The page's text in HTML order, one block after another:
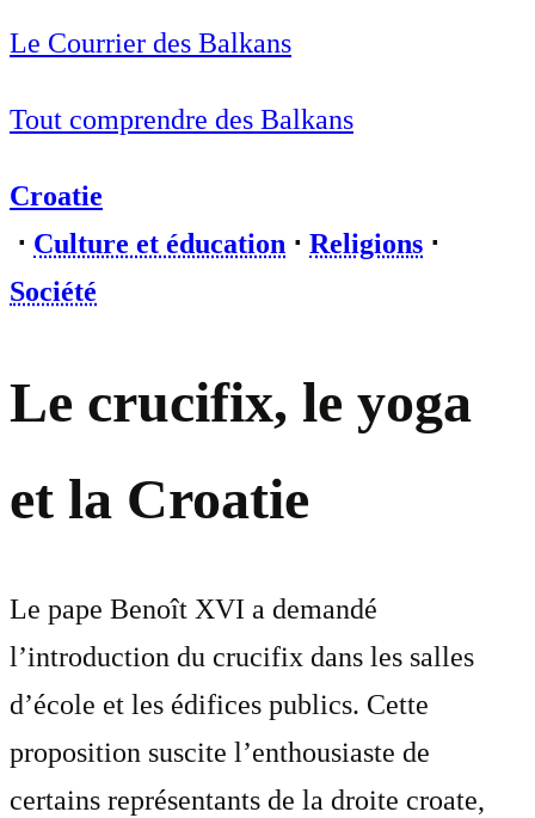
Le Courrier des Balkans
Tout comprendre des Balkans
Croatie
⋅ Culture et éducation ⋅ Religions ⋅
Société
Le crucifix, le yoga
et la Croatie
Le pape Benoît XVI a demandé
l’introduction du crucifix dans les salles
d’école et les édifices publics. Cette
proposition suscite l’enthousiaste de
certains représentants de la droite croate,